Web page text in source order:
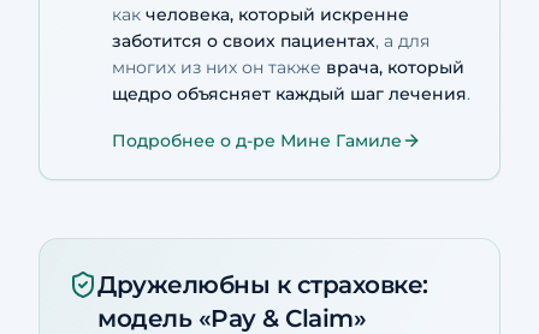
как человека, который искренне
заботится о своих пациентах, а для
многих из них он также врача, который
щедро объясняет каждый шаг лечения.
Подробнее о д-ре Мине Гамиле
Дружелюбны к страховке:
модель «Pay & Claim»